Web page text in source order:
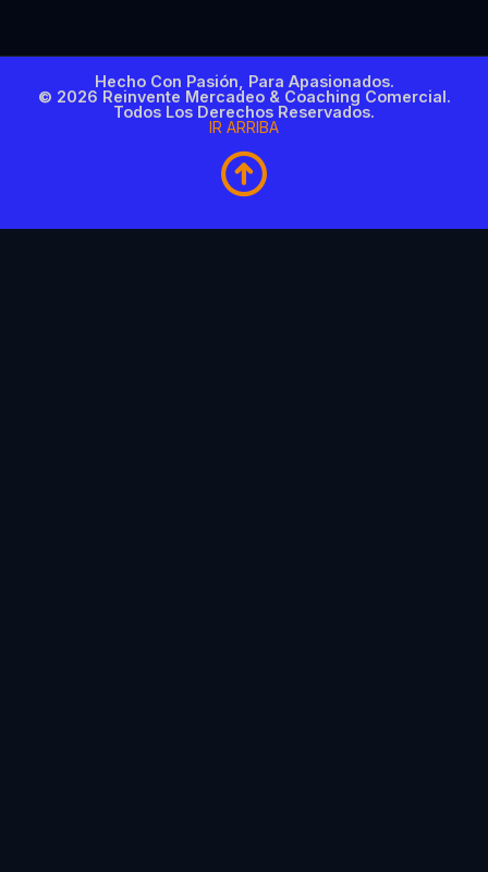
Hecho Con Pasión, Para Apasionados.
© 2026 Reinvente Mercadeo & Coaching Comercial.
Todos Los Derechos Reservados.
IR ARRIBA